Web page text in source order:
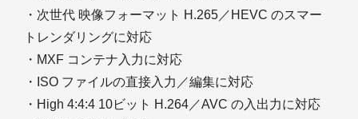
・次世代 映像フォーマット H.265／HEVC のスマー
トレンダリングに対応
・MXF コンテナ入力に対応
・ISO ファイルの直接入力／編集に対応
・High 4:4:4 10ビット H.264／AVC の入出力に対応